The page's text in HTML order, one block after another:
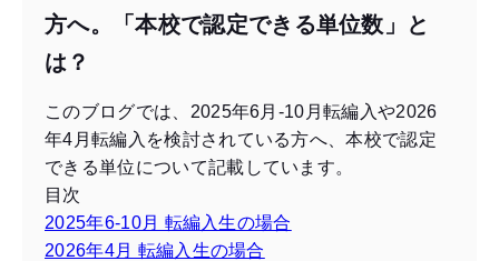
方へ。「本校で認定できる単位数」と
は？
このブログでは、2025年6月-10月転編入や2026
年4月転編入を検討されている方へ、本校で認定
できる単位について記載しています。
目次
2025年6-10月 転編入生の場合
2026年4月 転編入生の場合